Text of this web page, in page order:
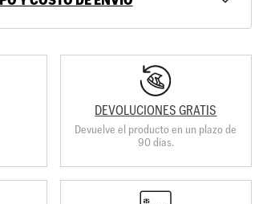
DEVOLUCIONES GRATIS
Devuelve el producto en un plazo de
90 días.